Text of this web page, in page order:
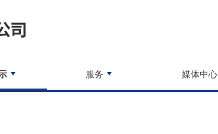
服务 媒体中心